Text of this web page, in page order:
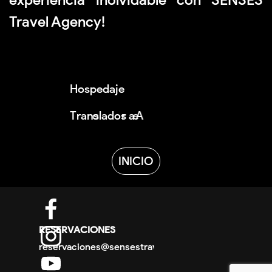
Travel Agency!
Hospedaje<br /><br />Translados a
INICIO
RESERVACIONES
reservaciones@sensestravel.mx